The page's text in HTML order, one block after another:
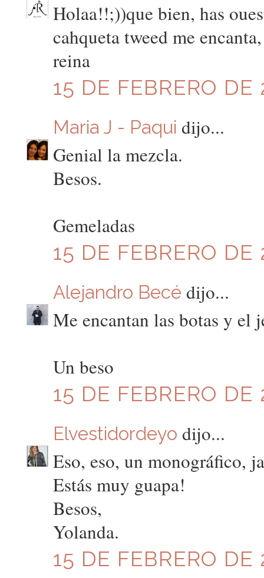
Holaa!!;))que bien, has
cahqueta tweed me
reina
15 DE FEBRERO
Maria J - Paqui dijo...
Genial la mezcla.
Besos.
Gemeladas
15 DE FEBRERO
Alejandro Becé dijo...
Me encantan las botas y el
Un beso
15 DE FEBRERO
Elvestidordeyo dijo...
Eso, eso, un monográfico,
Estás muy guapa!
Besos,
Yolanda.
15 DE FEBRERO